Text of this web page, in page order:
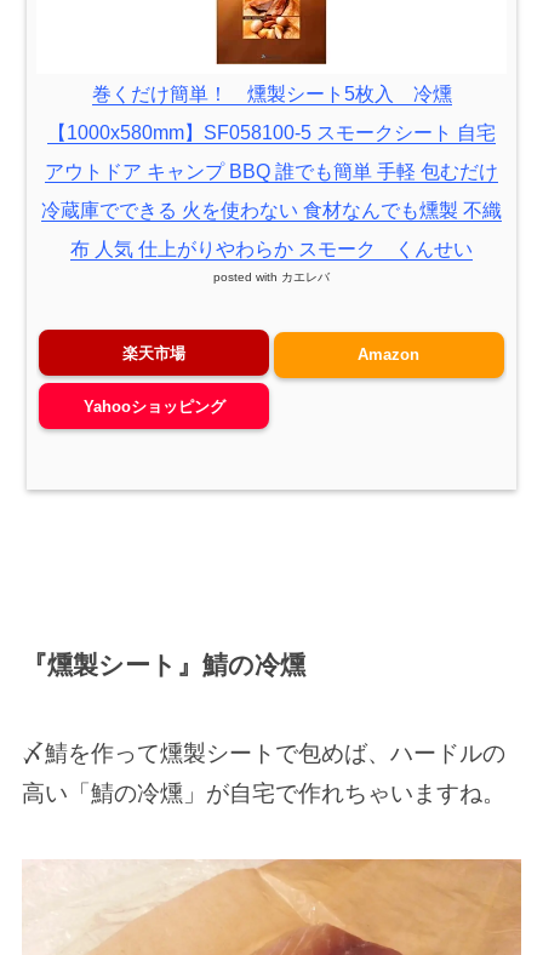
巻くだけ簡単！ 燻製シート5枚入 冷燻
【1000x580mm】SF058100-5 スモークシート 自宅
アウトドア キャンプ BBQ 誰でも簡単 手軽 包むだけ
冷蔵庫でできる 火を使わない 食材なんでも燻製 不織
布 人気 仕上がりやわらか スモーク くんせい
posted with カエレバ
楽天市場 Amazon
Yahooショッピング
『燻製シート』鯖の冷燻
〆鯖を作って燻製シートで包めば、ハードルの
高い「鯖の冷燻」が自宅で作れちゃいますね。